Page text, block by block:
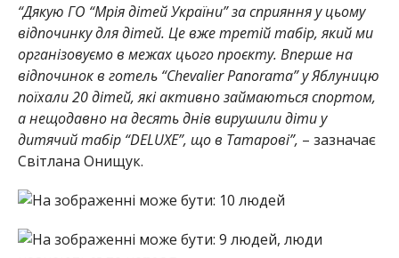
“Дякую ГО “Мрія дітей України” за сприяння у цьому
відпочинку для дітей. Це вже третій табір, який ми
організовуємо в межах цього проєкту. Вперше на
відпочинок в готель “Chevalier Panorama” у Яблуницю
поїхали 20 дітей, які активно займаються спортом,
а нещодавно на десять днів вирушили діти у
дитячий табір “DELUXE”, що в Татарові”, – зазначає
Світлана Онищук.